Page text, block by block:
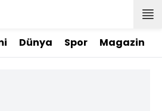
Dünya Spor Magazin